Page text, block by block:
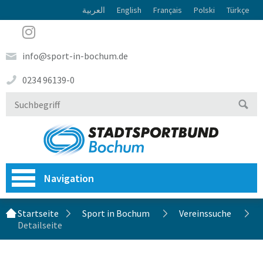
العربية English Français Polski Türkçe
info@sport-in-bochum.de
0234 96139-0
Navigation
Startseite Sport in Bochum
Vereinssuche
Detailseite